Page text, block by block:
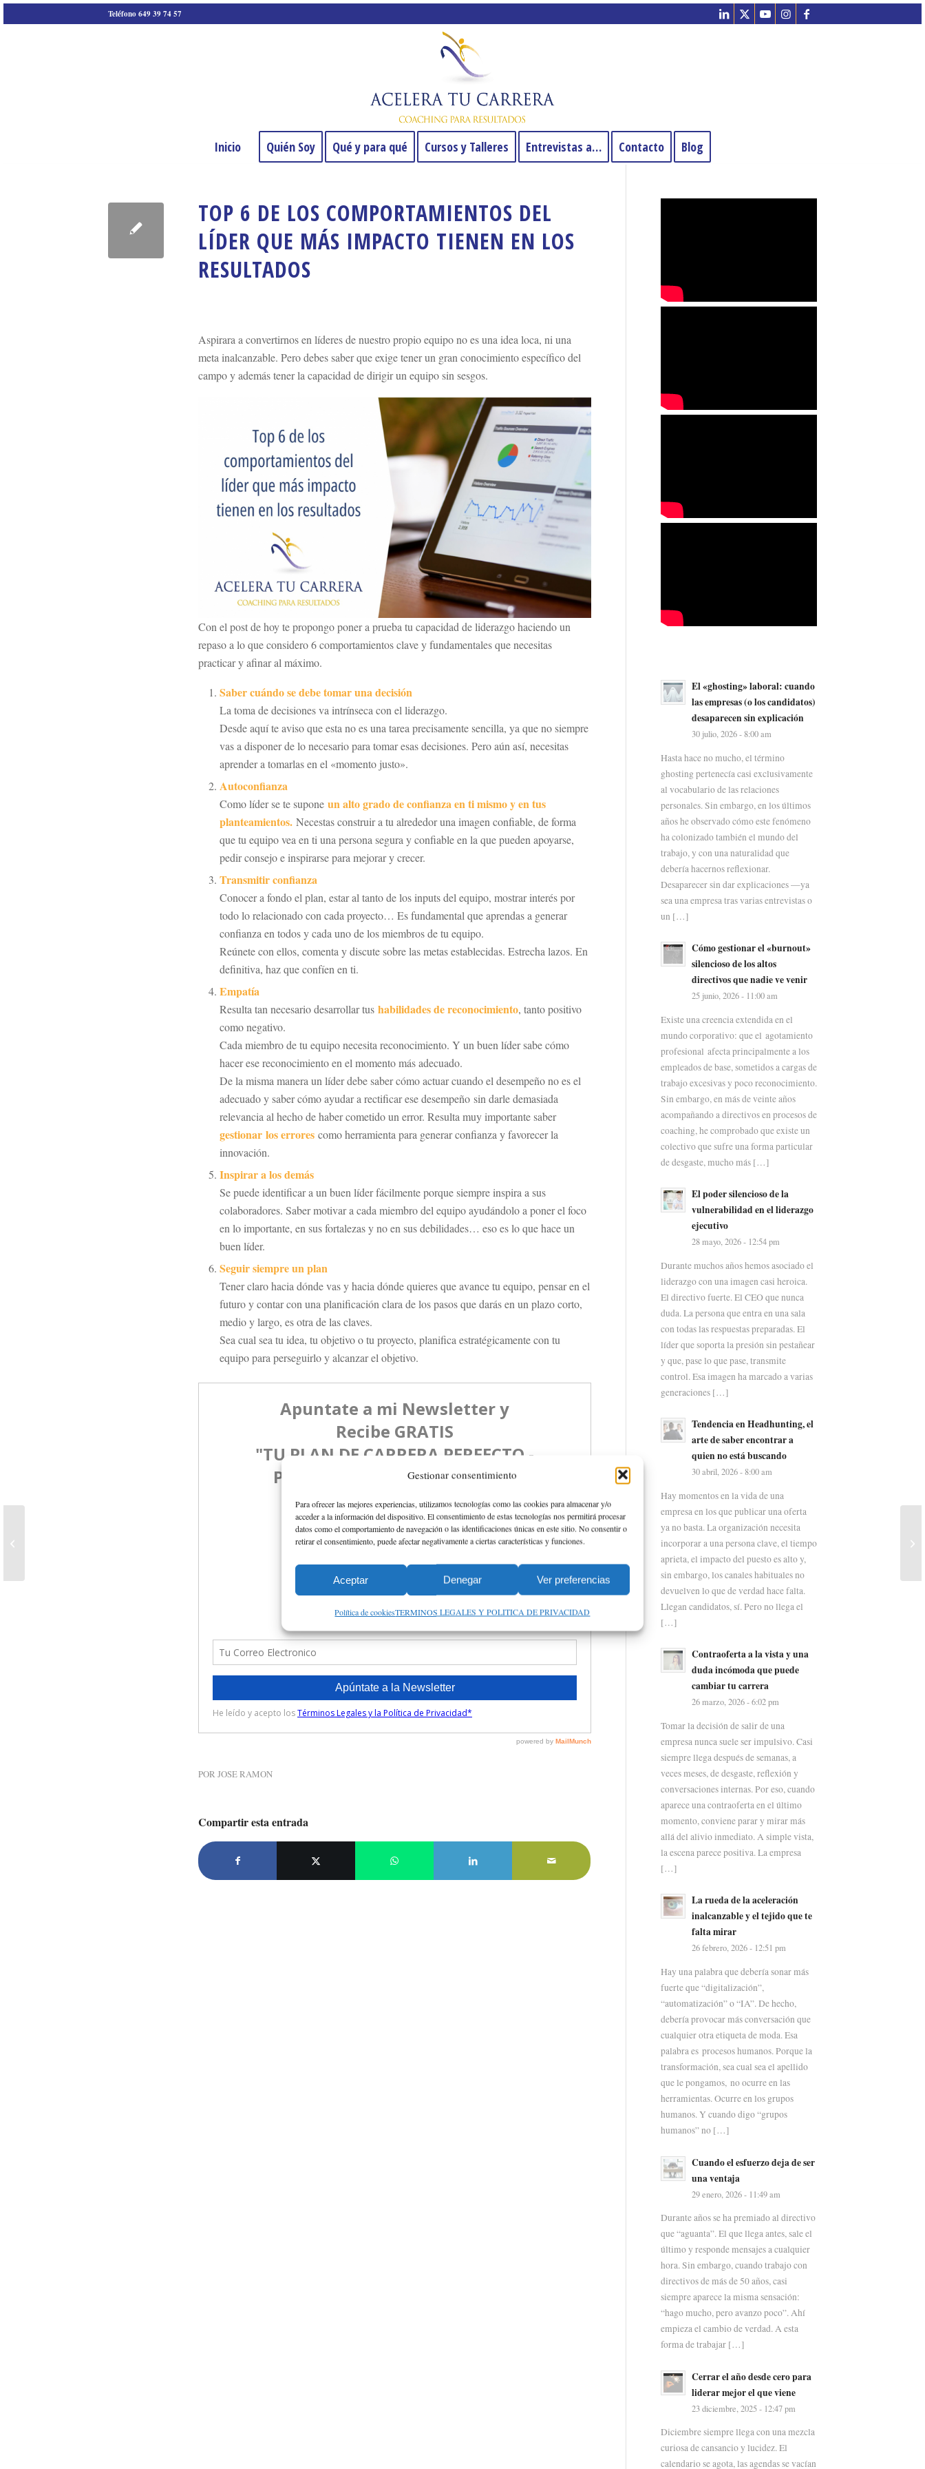
Gestionar consentimiento
Para ofrecer las mejores experiencias, utilizamos tecnologías como las cookies para almacenar y/o
acceder a la información del dispositivo. El consentimiento de estas tecnologías nos permitirá procesar
datos como el comportamiento de navegación o las identificaciones únicas en este sitio. No consentir o
retirar el consentimiento, puede afectar negativamente a ciertas características y funciones.
Aceptar Denegar Ver preferencias
Política de cookiesTERMINOS LEGALES Y POLITICA DE PRIVACIDAD
Teléfono 649 39 74 57
Inicio Quién Soy Qué y para qué Cursos y Talleres Entrevistas a… Contacto Blog
TOP 6 DE LOS COMPORTAMIENTOS DEL
LÍDER QUE MÁS IMPACTO TIENEN EN LOS
RESULTADOS
Aspirara a convertirnos en líderes de nuestro propio equipo no es una idea loca, ni una
meta inalcanzable. Pero debes saber que exige tener un gran conocimiento específico del
campo y además tener la capacidad de dirigir un equipo sin sesgos.
Con el post de hoy te propongo poner a prueba tu capacidad de liderazgo haciendo un
repaso a lo que considero 6 comportamientos clave y fundamentales que necesitas
practicar y afinar al máximo.
Saber cuándo se debe tomar una decisión
La toma de decisiones va intrínseca con el liderazgo.
Desde aquí te aviso que esta no es una tarea precisamente sencilla, ya que no siempre
vas a disponer de lo necesario para tomar esas decisiones. Pero aún así, necesitas
aprender a tomarlas en el «momento justo».
Autoconfianza
Como líder se te supone un alto grado de confianza en ti mismo y en tus
planteamientos. Necestas construir a tu alrededor una imagen confiable, de forma
que tu equipo vea en ti una persona segura y confiable en la que pueden apoyarse,
pedir consejo e inspirarse para mejorar y crecer.
Transmitir confianza
Conocer a fondo el plan, estar al tanto de los inputs del equipo, mostrar interés por
todo lo relacionado con cada proyecto… Es fundamental que aprendas a generar
confianza en todos y cada uno de los miembros de tu equipo.
Reúnete con ellos, comenta y discute sobre las metas establecidas. Estrecha lazos. En
definitiva, haz que confíen en ti.
Empatía
Resulta tan necesario desarrollar tus habilidades de reconocimiento, tanto positivo
como negativo.
Cada miembro de tu equipo necesita reconocimiento. Y un buen líder sabe cómo
hacer ese reconocimiento en el momento más adecuado.
De la misma manera un líder debe saber cómo actuar cuando el desempeño no es el
adecuado y saber cómo ayudar a rectificar ese desempeño sin darle demasiada
relevancia al hecho de haber cometido un error. Resulta muy importante saber
gestionar los errores como herramienta para generar confianza y favorecer la
innovación.
Inspirar a los demás
Se puede identificar a un buen líder fácilmente porque siempre inspira a sus
colaboradores. Saber motivar a cada miembro del equipo ayudándolo a poner el foco
en lo importante, en sus fortalezas y no en sus debilidades… eso es lo que hace un
buen líder.
Seguir siempre un plan
Tener claro hacia dónde vas y hacia dónde quieres que avance tu equipo, pensar en el
futuro y contar con una planificación clara de los pasos que darás en un plazo corto,
medio y largo, es otra de las claves.
Sea cual sea tu idea, tu objetivo o tu proyecto, planifica estratégicamente con tu
equipo para perseguirlo y alcanzar el objetivo.
POR JOSE RAMON
Compartir esta entrada
El «ghosting» laboral: cuando
las empresas (o los candidatos)
desaparecen sin explicación
30 julio, 2026 - 8:00 am
Hasta hace no mucho, el término
ghosting pertenecía casi exclusivamente
al vocabulario de las relaciones
personales. Sin embargo, en los últimos
años he observado cómo este fenómeno
ha colonizado también el mundo del
trabajo, y con una naturalidad que
debería hacernos reflexionar.
Desaparecer sin dar explicaciones —ya
sea una empresa tras varias entrevistas o
un […]
Cómo gestionar el «burnout»
silencioso de los altos
directivos que nadie ve venir
25 junio, 2026 - 11:00 am
Existe una creencia extendida en el
mundo corporativo: que el agotamiento
profesional afecta principalmente a los
empleados de base, sometidos a cargas de
trabajo excesivas y poco reconocimiento.
Sin embargo, en más de veinte años
acompañando a directivos en procesos de
coaching, he comprobado que existe un
colectivo que sufre una forma particular
de desgaste, mucho más […]
El poder silencioso de la
vulnerabilidad en el liderazgo
ejecutivo
28 mayo, 2026 - 12:54 pm
Durante muchos años hemos asociado el
liderazgo con una imagen casi heroica.
El directivo fuerte. El CEO que nunca
duda. La persona que entra en una sala
con todas las respuestas preparadas. El
líder que soporta la presión sin pestañear
y que, pase lo que pase, transmite
control. Esa imagen ha marcado a varias
generaciones […]
Tendencia en Headhunting, el
arte de saber encontrar a
quien no está buscando
30 abril, 2026 - 8:00 am
Hay momentos en la vida de una
empresa en los que publicar una oferta
ya no basta. La organización necesita
incorporar a una persona clave, el tiempo
aprieta, el impacto del puesto es alto y,
sin embargo, los canales habituales no
devuelven lo que de verdad hace falta.
Llegan candidatos, sí. Pero no llega el
[…]
Contraoferta a la vista y una
duda incómoda que puede
cambiar tu carrera
26 marzo, 2026 - 6:02 pm
Tomar la decisión de salir de una
empresa nunca suele ser impulsivo. Casi
siempre llega después de semanas, a
veces meses, de desgaste, reflexión y
conversaciones internas. Por eso, cuando
aparece una contraoferta en el último
momento, conviene parar y mirar más
allá del alivio inmediato. A simple vista,
la escena parece positiva. La empresa
[…]
La rueda de la aceleración
inalcanzable y el tejido que te
falta mirar
26 febrero, 2026 - 12:51 pm
Hay una palabra que debería sonar más
fuerte que “digitalización”,
“automatización” o “IA”. De hecho,
debería provocar más conversación que
cualquier otra etiqueta de moda. Esa
palabra es procesos humanos. Porque la
transformación, sea cual sea el apellido
que le pongamos, no ocurre en las
herramientas. Ocurre en los grupos
humanos. Y cuando digo “grupos
humanos” no […]
Cuando el esfuerzo deja de ser
una ventaja
29 enero, 2026 - 11:49 am
Durante años se ha premiado al directivo
que “aguanta”. El que llega antes, sale el
último y responde mensajes a cualquier
hora. Sin embargo, cuando trabajo con
directivos de más de 50 años, casi
siempre aparece la misma sensación:
“hago mucho, pero avanzo poco”. Ahí
empieza el cambio de verdad. A esta
forma de trabajar […]
Cerrar el año desde cero para
liderar mejor el que viene
23 diciembre, 2025 - 12:47 pm
Diciembre siempre llega con una mezcla
curiosa de cansancio y lucidez. El
calendario se agota, las agendas se vacían